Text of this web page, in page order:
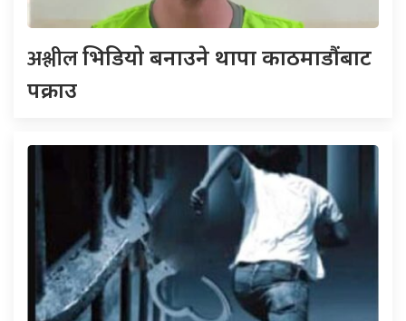
अश्लीलभिडियो बनाउने थापा काठमाडौंबाट
पक्राउ